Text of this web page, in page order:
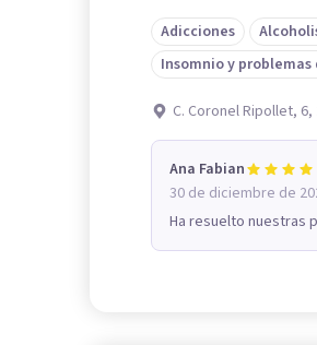
Adicciones
Insomnio y problemas
C. Coronel Ripollet,
Ana Fabian
30 de diciembre de
Ha resuelto nuestras